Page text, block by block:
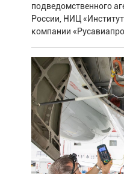
подведомственного
России, НИЦ
компании